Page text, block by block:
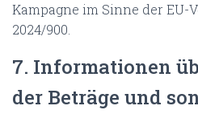
Kampagne im Sinne der EU-
2024/900.
7. Informationen
der Beträge und